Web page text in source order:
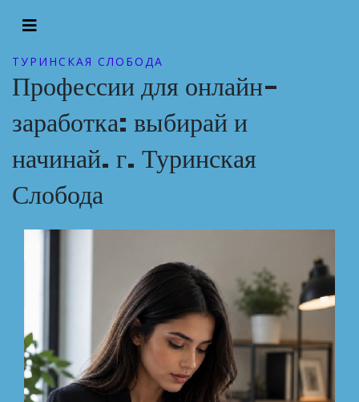
ТУРИНСКАЯ СЛОБОДА
Профессии для онлайн-
заработка: выбирай и
начинай. г. Туринская
Слобода